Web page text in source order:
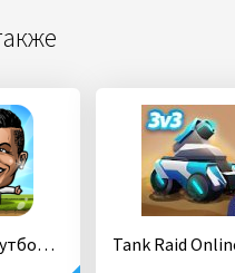
Кукольный футбол чемпионов - Лига